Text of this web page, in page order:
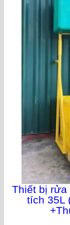
Thiết bị rửa
tích 35L